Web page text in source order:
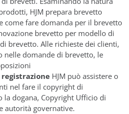
HJM prepara brevetto
come fare domanda per il brevetto
brevetto per modello di
brevetto. Alle richieste dei clienti,
nelle domande di brevetto, le
HJM può assistere o
nel fare il copyright di
la dogana, Copyright Ufficio di
autorità governative.